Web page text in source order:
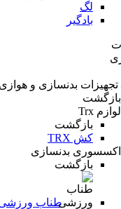
لگ
بادگیر
تجهیزات بدنسازی و هوازی
بازگشت
لوازم Trx
بازگشت
کش TRX
اکسسوری بدنسازی
بازگشت
طناب